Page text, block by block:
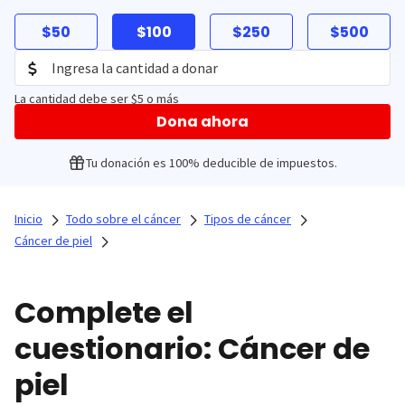
$50 $100 $250 $500
La cantidad debe ser $5 o más
Dona ahora
Tu donación es 100% deducible de impuestos.
Inicio Todo sobre el cáncer
Tipos de cáncer
Cáncer de piel
Complete el
cuestionario: Cáncer de
piel